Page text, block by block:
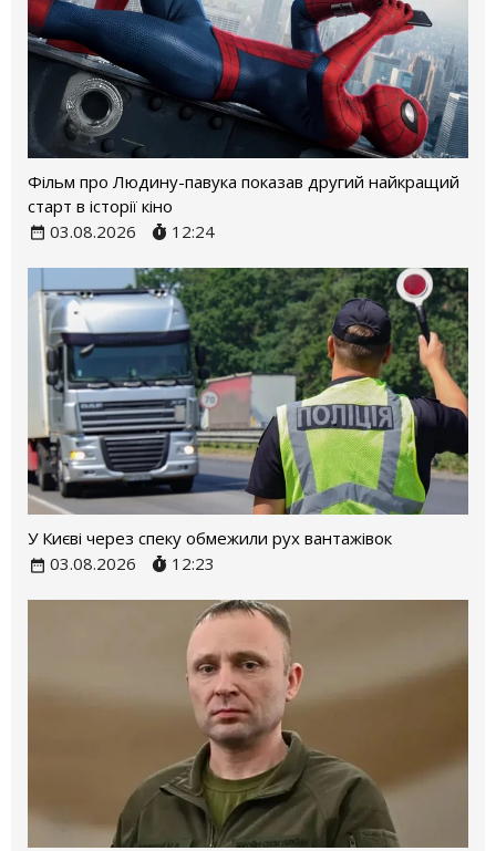
Фільм про Людину-павука показав другий найкращий
старт в історії кіно
03.08.2026
12:24
У Києві через спеку обмежили рух вантажівок
03.08.2026
12:23